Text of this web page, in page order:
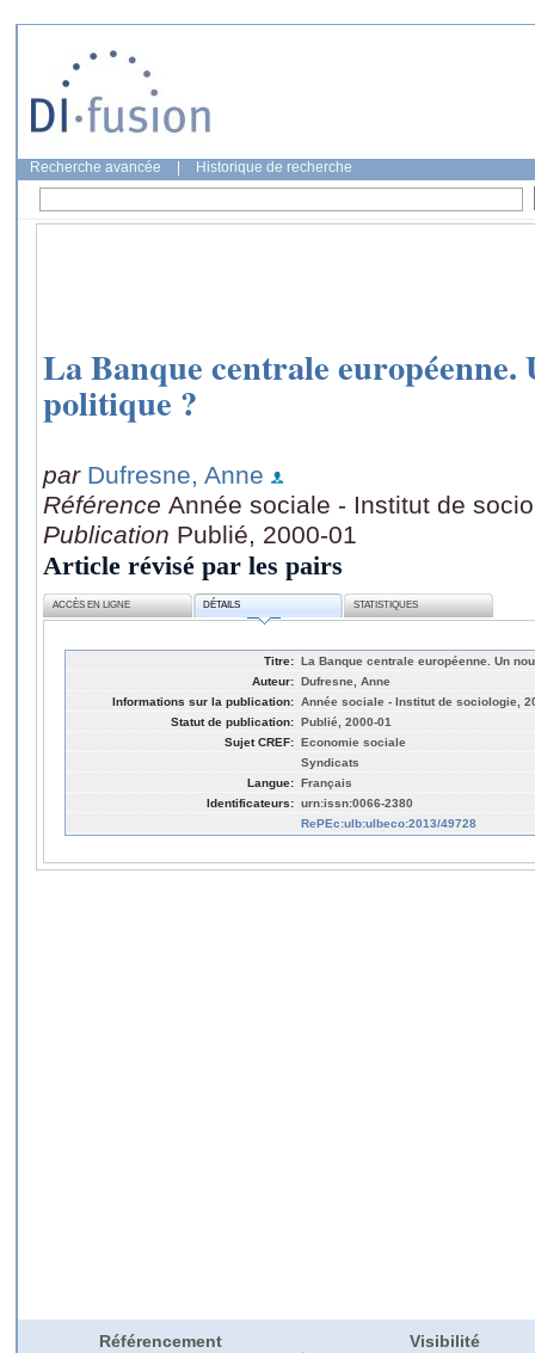
Recherche avancée Historique de recherche
La Banque centrale européenne.
politique ?
par Dufresne, Anne
Référence Année sociale - Institut de
Publication Publié, 2000-01
Article révisé par les pairs
ACCÈS EN LIGNE DÉTAILS STATISTIQUES
Titre: La Banque centrale européenne. Un
Auteur: Dufresne, Anne
Informations sur la publication: Année sociale - Institut de sociologie,
Statut de publication: Publié, 2000-01
Sujet CREF: Economie sociale
Syndicats
Langue: Français
Identificateurs: urn:issn:0066-2380
RePEc:ulb:ulbeco:2013/49728
Référencement Visibilité